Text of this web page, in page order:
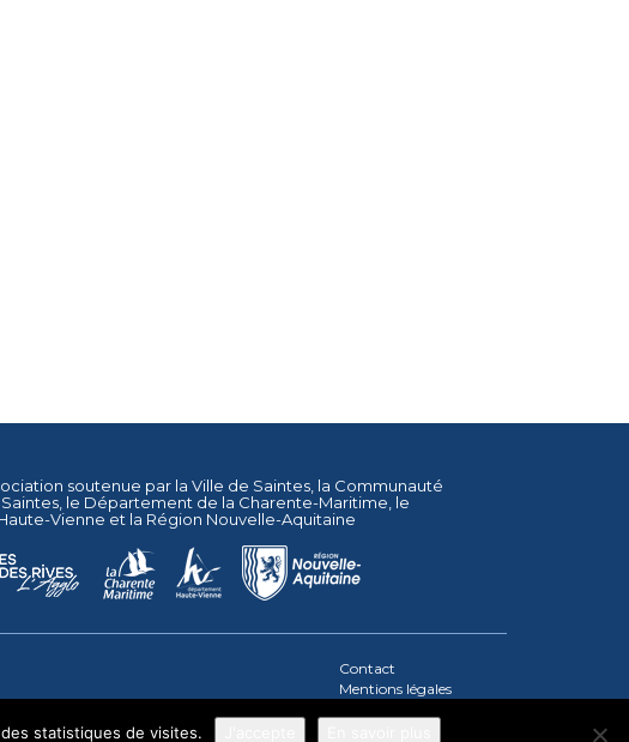
soutenue par la Ville de Saintes , la Communauté
, le Département de la Charente-Maritime , le
Vienne et la Région Nouvelle-Aquitaine
Contact
Mentions légales
statistiques de visites.